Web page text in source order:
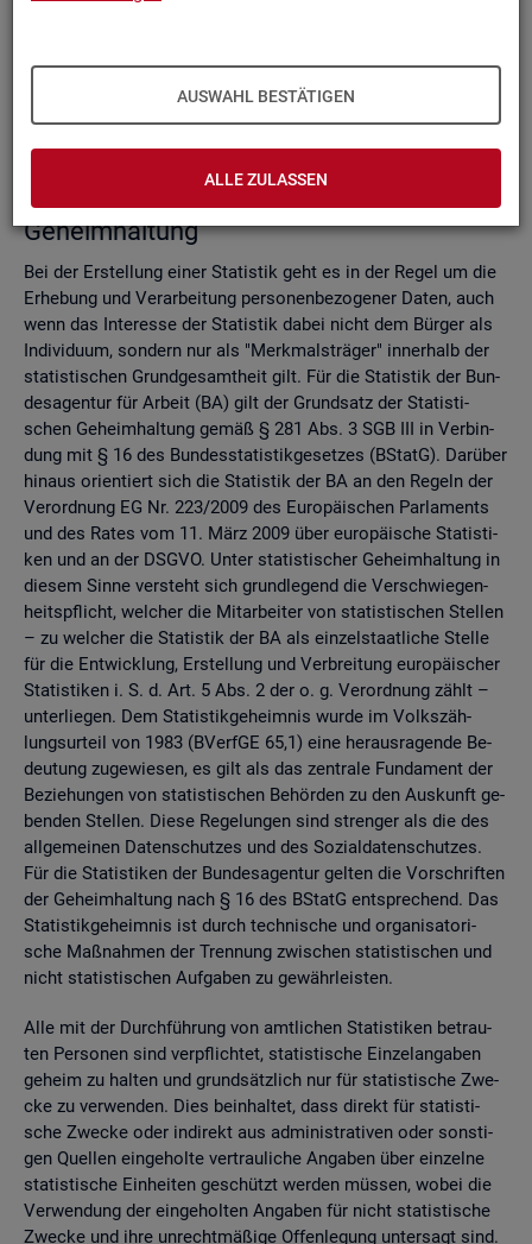
AUSWAHL BESTÄTIGEN
ALLE ZULASSEN
tung
Zell­sper­rungs­ver­fah­ren
Run­dungs­ver­fah­ren
Ver­gleich der Ver­fah­ren
Recht­li­che Grund­la­gen der sta­tis­ti­schen
Ge­heim­hal­tung
Bei der Er­stel­lung einer Sta­tis­tik geht es in der Regel um die
Er­he­bung und Ver­ar­bei­tung per­so­nen­be­zo­ge­ner Daten, auch
wenn das In­ter­es­se der Sta­tis­tik dabei nicht dem Bür­ger als
In­di­vi­du­um, son­dern nur als "Merk­mals­trä­ger" in­ner­halb der
sta­tis­ti­schen Grund­ge­samt­heit gilt. Für die Sta­tis­tik der Bun­
des­agen­tur für Ar­beit (BA) gilt der Grund­satz der Sta­tis­ti­
schen Ge­heim­hal­tung gemäß § 281 Abs. 3 SGB III in Ver­bin­
dung mit § 16 des Bun­des­sta­tis­tik­ge­set­zes (BStatG). Dar­über
hin­aus ori­en­tiert sich die Sta­tis­tik der BA an den Re­geln der
Ver­ord­nung EG Nr. 223/2009 des Eu­ro­päi­schen Par­la­ments
und des Rates vom 11. März 2009 über eu­ro­päi­sche Sta­tis­ti­
ken und an der DSGVO. Unter sta­tis­ti­scher Ge­heim­hal­tung in
die­sem Sinne ver­steht sich grund­le­gend die Ver­schwie­gen­
heits­pflicht, wel­cher die Mit­ar­bei­ter von sta­tis­ti­schen Stel­len
– zu wel­cher die Sta­tis­tik der BA als ein­zel­staat­li­che Stel­le
für die Ent­wick­lung, Er­stel­lung und Ver­brei­tung eu­ro­päi­scher
Sta­tis­ti­ken i. S. d. Art. 5 Abs. 2 der o. g. Ver­ord­nung zählt –
un­ter­lie­gen. Dem Sta­tis­tik­ge­heim­nis wurde im Volks­zäh­
lungs­ur­teil von 1983 (BVerf­GE 65,1) eine her­aus­ra­gen­de Be­
deu­tung zu­ge­wie­sen, es gilt als das zen­tra­le Fun­da­ment der
Be­zie­hun­gen von sta­tis­ti­schen Be­hör­den zu den Aus­kunft ge­
ben­den Stel­len. Diese Re­ge­lun­gen sind stren­ger als die des
all­ge­mei­nen Da­ten­schut­zes und des So­zi­al­da­ten­schut­zes.
Für die Sta­tis­ti­ken der Bun­des­agen­tur gel­ten die Vor­schrif­ten
der Ge­heim­hal­tung nach § 16 des BStatG ent­spre­chend. Das
Sta­tis­tik­ge­heim­nis ist durch tech­ni­sche und or­ga­ni­sa­to­ri­
sche Maß­nah­men der Tren­nung zwi­schen sta­tis­ti­schen und
nicht sta­tis­ti­schen Auf­ga­ben zu ge­währ­leis­ten.
Alle mit der Durch­füh­rung von amt­li­chen Sta­tis­ti­ken be­trau­
ten Per­so­nen sind ver­pflich­tet, sta­tis­ti­sche Ein­zel­an­ga­ben
ge­heim zu hal­ten und grund­sätz­lich nur für sta­tis­ti­sche Zwe­
cke zu ver­wen­den. Dies be­inhal­tet, dass di­rekt für sta­tis­ti­
sche Zwe­cke oder in­di­rekt aus ad­mi­nis­tra­ti­ven oder sons­ti­
gen Quel­len ein­ge­hol­te ver­trau­li­che An­ga­ben über ein­zel­ne
sta­tis­ti­sche Ein­hei­ten ge­schützt wer­den müs­sen, wobei die
Ver­wen­dung der ein­ge­hol­ten An­ga­ben für nicht sta­tis­ti­sche
Zwe­cke und ihre un­recht­mä­ßi­ge Of­fen­le­gung un­ter­sagt sind.